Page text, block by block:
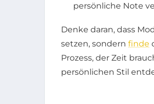
persönliche Note
Denke daran, dass
setzen, sondern finde
Prozess, der Zeit
persönlichen Stil